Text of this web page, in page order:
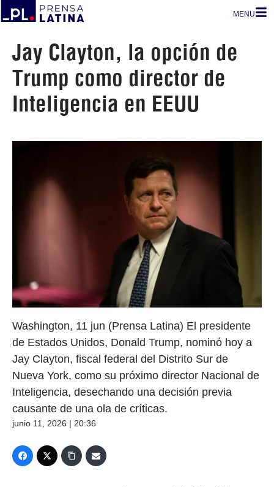
MENU
Jay Clayton, la opción de
Trump como director de
Inteligencia en EEUU
Washington, 11 jun (Prensa Latina) El presidente
de Estados Unidos, Donald Trump, nominó hoy a
Jay Clayton, fiscal federal del Distrito Sur de
Nueva York, como su próximo director Nacional de
Inteligencia, desechando una decisión previa
causante de una ola de críticas.
junio 11, 2026 | 20:36